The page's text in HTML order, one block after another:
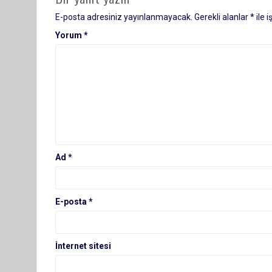
E-posta adresiniz yayınlanmayacak. Gerekli alanlar*ile
Yorum *
Ad *
E-posta *
İnternet sitesi